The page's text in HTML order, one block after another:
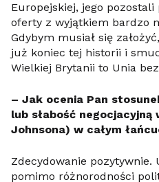
Europejskiej, jego
oferty z wyjątkiem bardzo
Gdybym musiał się
już koniec tej historii i
Wielkiej Brytanii to Unia
– Jak ocenia Pan
lub słabość negocjacyjną
Johnsona) w całym
Zdecydowanie pozytywnie.
pomimo różnorodności